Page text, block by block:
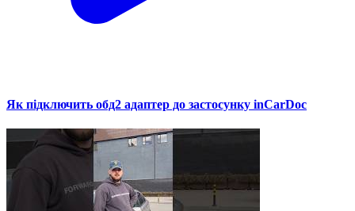
Як підключить обд2 адаптер до застосунку inCarDoc